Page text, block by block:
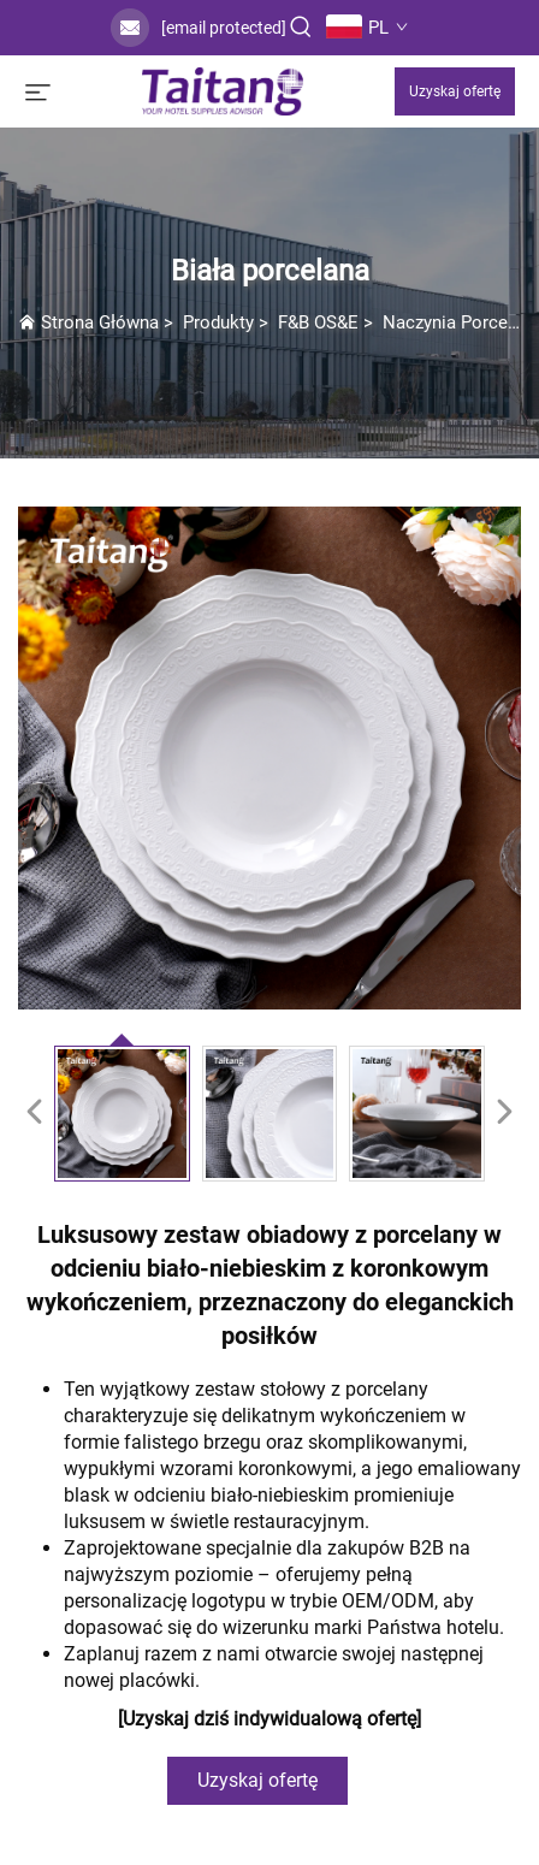
[email protected] PL
Uzyskaj ofertę
Biała porcelana
Strona Główna > Produkty > F&B OS&E > Naczynia Porcelanowe / Ceramiczne
Luksusowy zestaw obiadowy z porcelany w
odcieniu biało-niebieskim z koronkowym
wykończeniem, przeznaczony do eleganckich
posiłków
Ten wyjątkowy zestaw stołowy z porcelany
charakteryzuje się delikatnym wykończeniem w
formie falistego brzegu oraz skomplikowanymi,
wypukłymi wzorami koronkowymi, a jego emaliowany
blask w odcieniu biało-niebieskim promieniuje
luksusem w świetle restauracyjnym.
Zaprojektowane specjalnie dla zakupów B2B na
najwyższym poziomie – oferujemy pełną
personalizację logotypu w trybie OEM/ODM, aby
dopasować się do wizerunku marki Państwa hotelu.
Zaplanuj razem z nami otwarcie swojej następnej
nowej placówki.
[Uzyskaj dziś indywidualową ofertę]
Uzyskaj ofertę